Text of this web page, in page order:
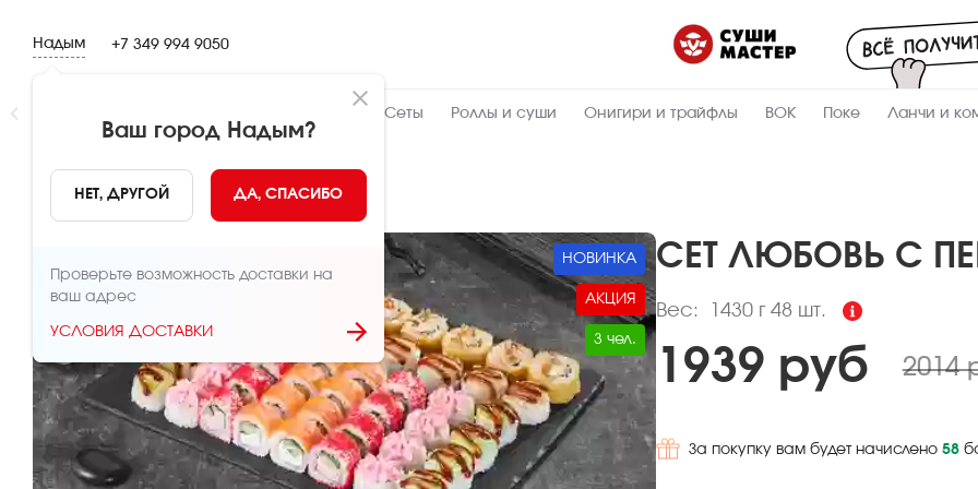
Надым
Ваш город Надым?
НЕТ, ДРУГОЙ ДА, СПАСИБО
Проверьте возможность доставки на
ваш адрес
УСЛОВИЯ ДОСТАВКИ
+7 349 994 9050
Сеты Роллы и суши Онигири и трайфлы ВОК Поке Ланчи и
НАЗАД
НОВИНКА
АКЦИЯ
3 чел.
СЕТ ЛЮБОВЬ С
Вес: 1430 г48 шт.
Пищевая
1430 Вес, г
235.1
Ккал
1939 руб 2014
За покупку вам будет начислено 58